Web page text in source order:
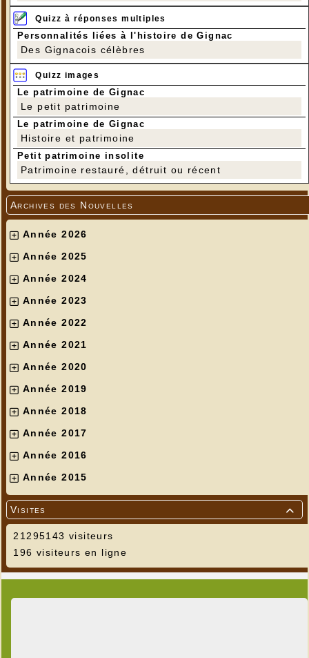
Quizz à réponses multiples
Personnalités liées à l'histoire de Gignac
Des Gignacois célèbres
Quizz images
Le patrimoine de Gignac
Le petit patrimoine
Le patrimoine de Gignac
Histoire et patrimoine
Petit patrimoine insolite
Patrimoine restauré, détruit ou récent
Archives des Nouvelles
Année 2026
Année 2025
Année 2024
Année 2023
Année 2022
Année 2021
Année 2020
Année 2019
Année 2018
Année 2017
Année 2016
Année 2015

Visites
21295143 visiteurs
196 visiteurs en ligne